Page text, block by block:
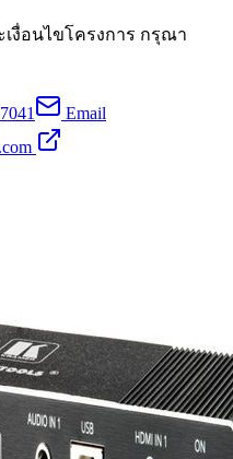
เงื่อนไขโครงการ กรุณา
Email